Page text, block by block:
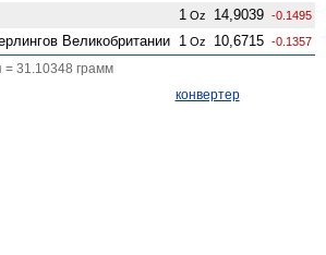
1 Oz 14,9039 -0.1495
Велико­британии 1 Oz 10,6715 -0.1357
= 31.10348 грамм
конвертер